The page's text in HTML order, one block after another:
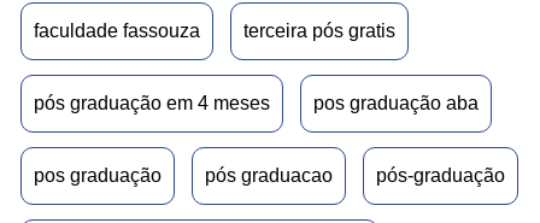
faculdade fassouza terceira pós gratis
pós graduação em 4 meses pos graduação aba
pos graduação pós graduacao pós-graduação